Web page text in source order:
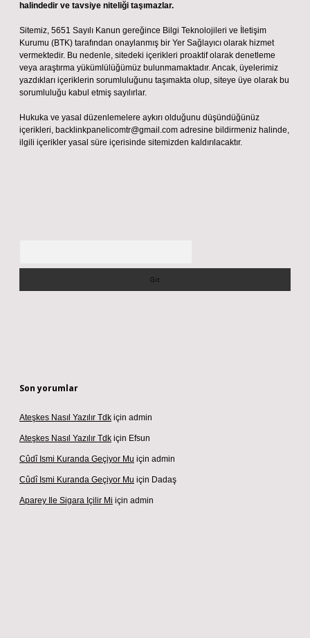
halindedir ve tavsiye niteliği taşımazlar.
Sitemiz, 5651 Sayılı Kanun gereğince Bilgi Teknolojileri ve İletişim
Kurumu (BTK) tarafından onaylanmış bir Yer Sağlayıcı olarak hizmet
vermektedir. Bu nedenle, sitedeki içerikleri proaktif olarak denetleme
veya araştırma yükümlülüğümüz bulunmamaktadır. Ancak, üyelerimiz
yazdıkları içeriklerin sorumluluğunu taşımakta olup, siteye üye olarak bu
sorumluluğu kabul etmiş sayılırlar.
Hukuka ve yasal düzenlemelere aykırı olduğunu düşündüğünüz
içerikleri, backlinkpanelicomtr@gmail.com adresine bildirmeniz halinde,
ilgili içerikler yasal süre içerisinde sitemizden kaldırılacaktır.
Son yorumlar
Ateşkes Nasıl Yazılır Tdk için admin
Ateşkes Nasıl Yazılır Tdk için Efsun
Cûdî Ismi Kuranda Geçiyor Mu için admin
Cûdî Ismi Kuranda Geçiyor Mu için Dadaş
Aparey Ile Sigara Içilir Mi için admin